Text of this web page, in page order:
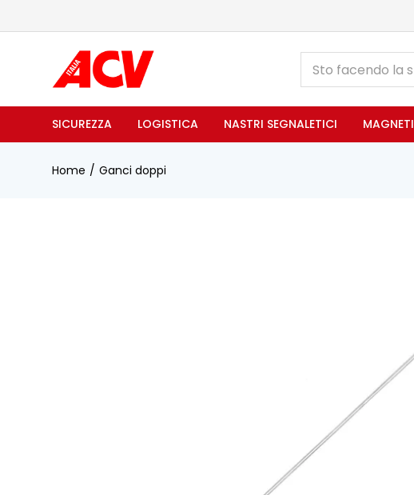
SICUREZZA LOGISTICA NASTRI SEGNALETICI MAGNETI
Home Ganci doppi